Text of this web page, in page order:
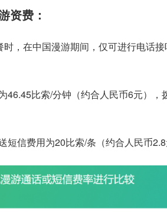
资费：
，在中国漫游期间，仅可进行电话
46.45比索/分钟（约合人民币6元），
信费用为20比索/条（约合人民币2.8